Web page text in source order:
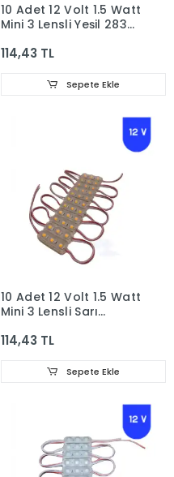
10 Adet 12 Volt 1.5 Watt
Mini 3 Lensli Yeşil 2835
114,43 TL
Sepete Ekle
10 Adet 12 Volt 1.5 Watt
Mini 3 Lensli Sarı
Modül IP65
114,43 TL
Sepete Ekle